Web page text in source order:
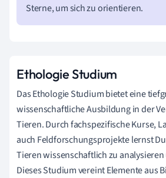
Sterne, um sich zu orientieren.
Ethologie Studium
Das Ethologie Studium bietet eine
wissenschaftliche Ausbildung in der
Tieren. Durch fachspezifische Kurse,
auch Feldforschungsprojekte lernst
Tieren wissenschaftlich zu
Dieses Studium vereint Elemente aus